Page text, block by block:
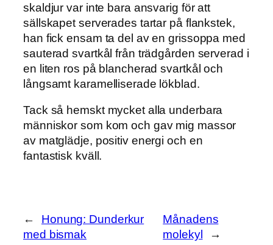
skaldjur var inte bara ansvarig för att
sällskapet serverades tartar på flankstek,
han fick ensam ta del av en grissoppa med
sauterad svartkål från trädgården serverad i
en liten ros på blancherad svartkål och
långsamt karamelliserade lökblad.
Tack så hemskt mycket alla underbara
människor som kom och gav mig massor
av matglädje, positiv energi och en
fantastisk kväll.
←
Honung: Dunderkur
med bismak
Månadens
molekyl
→